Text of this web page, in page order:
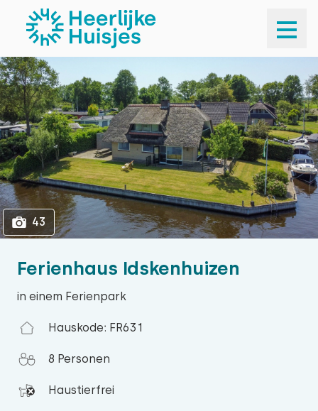
1
Ferienhaus Idskenhuizen
in einem Ferienpark
Hauskode: FR631
8 Personen
Haustierfrei
43